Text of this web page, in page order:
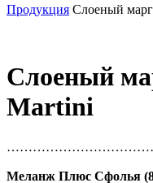
Продукция Слоеный
Слоеный
Martini
Меланж Плюс Сфолья